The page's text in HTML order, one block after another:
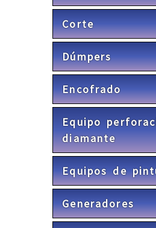
Corte
Dúmpers
Encofrado
Equipo
diamante
Equipos de
Generadores